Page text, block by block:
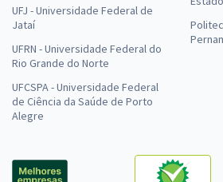
UFJ - Universidade Federal de
Jataí
UFRN - Universidade Federal do
Rio Grande do Norte
UFCSPA - Universidade Federal
de Ciência da Saúde de Porto
Alegre